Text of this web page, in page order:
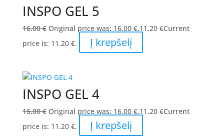
INSPO GEL 5
16.00€ Original price was: 16.00 €.11.20 €Current
price is: 11.20 €.
Į krepšelį
INSPO GEL 4
16.00€ Original price was: 16.00 €.11.20 €Current
price is: 11.20 €.
Į krepšelį